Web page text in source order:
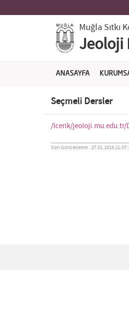
Muğla Sıtkı
Jeoloji
ANASAYFA
Seçmeli Dersler
/Icerik/jeoloji.mu.edu.tr/
Son Güncelleme : 27.01.2016